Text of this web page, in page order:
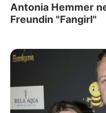
Antonia Hemmer
Freundin "Fangirl"